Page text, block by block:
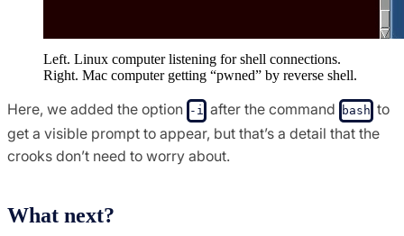
Left. Linux computer listening for shell connections.
Right. Mac computer getting “pwned” by reverse shell.
Here, we added the option -i after the command bash to
get a visible prompt to appear, but that’s a detail that the
crooks don’t need to worry about.
What next?